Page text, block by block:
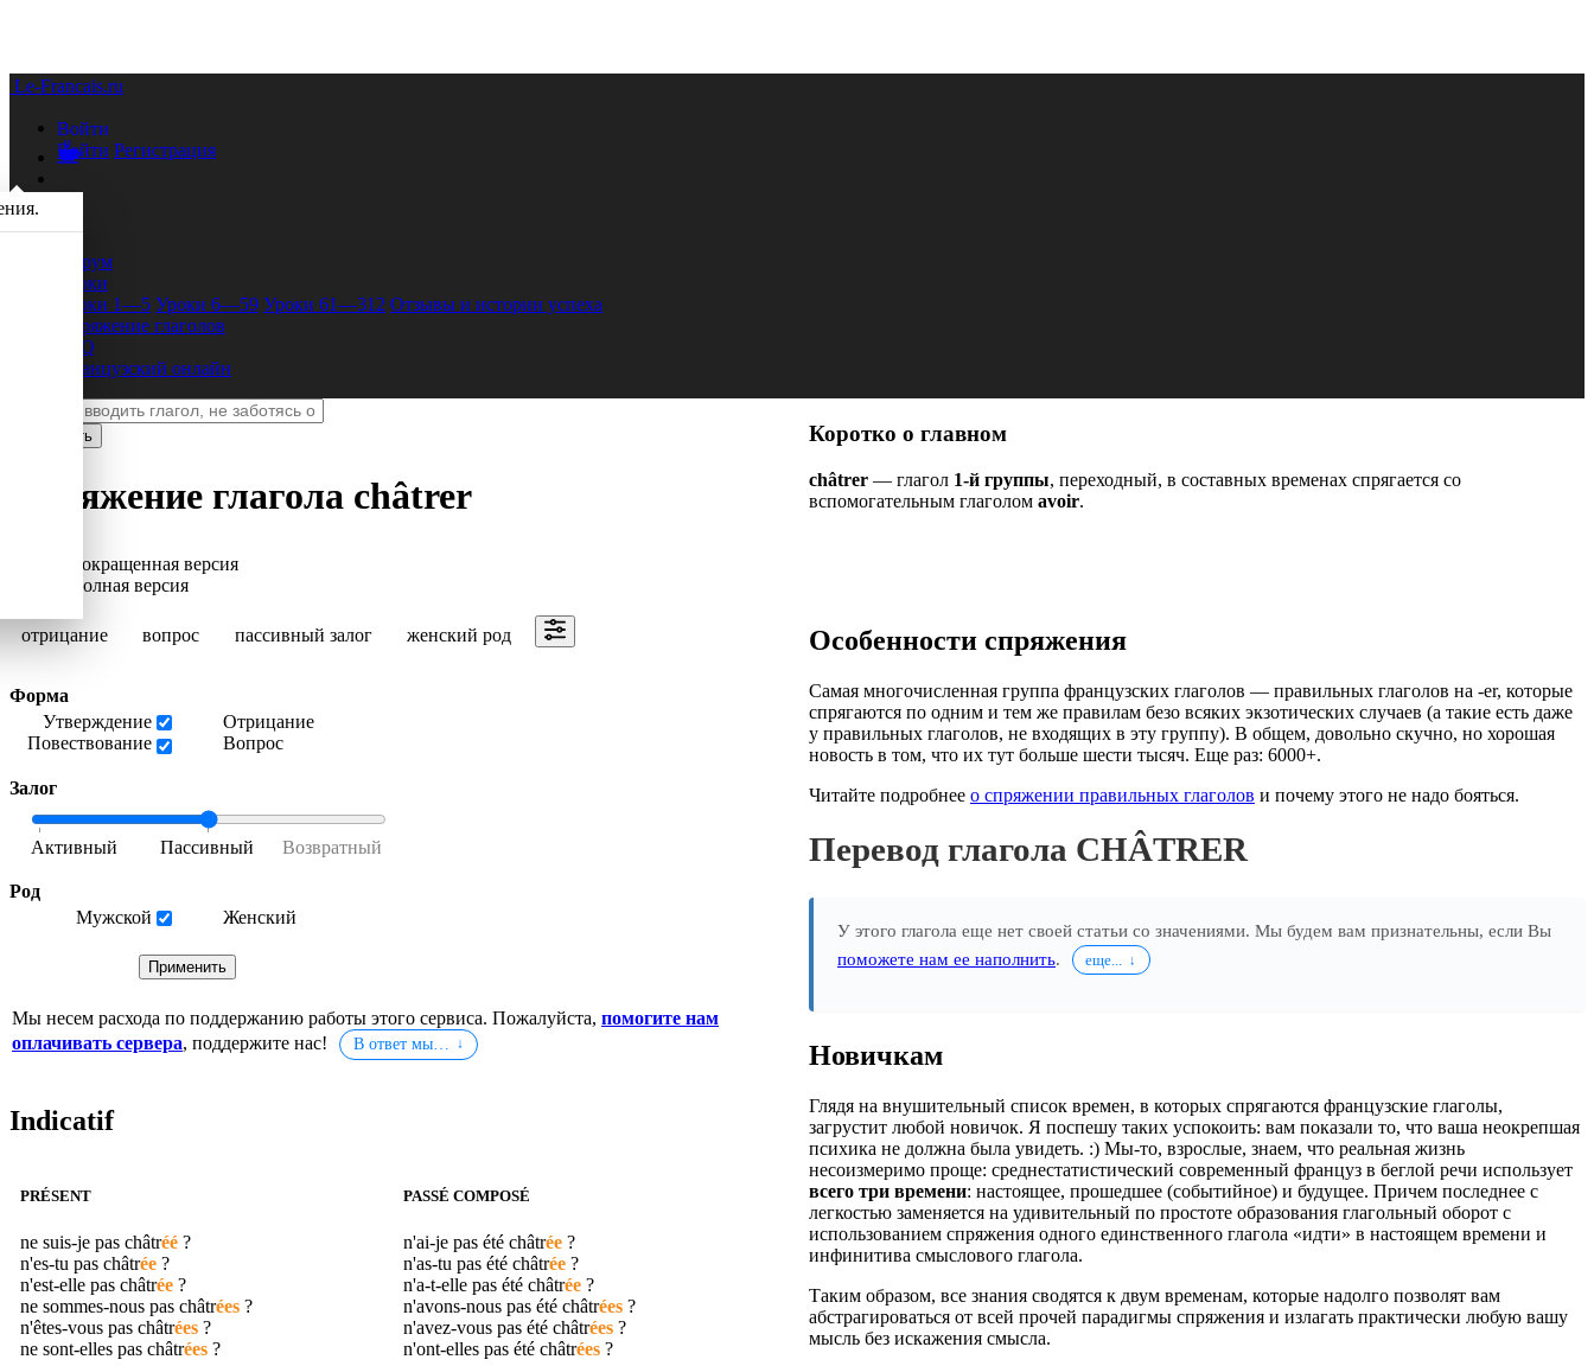
Le-Francais.ru
Войти
Войти Регистрация
Форум
Уроки
Уроки 1—5 Уроки 6—59 Уроки 61—312 Отзывы и истории успеха
Спряжение глаголов
FAQ
Французский онлайн
Спряжение глагола châtrer
Сокращенная версия
Полная версия
отрицание вопрос пассивный залог женский род
Форма
Утверждение
Повествование
Отрицание
Вопрос
Залог
Род
Мужской
Женский
Мы несем расхода по поддержанию работы этого сервиса. Пожалуйста, помогите нам
оплачивать сервера, поддержите нас! В ответ мы…
Indicatif
PRÉSENT
ne suis-je pas châtréé ?
n'es-tu pas châtrée ?
n'est-elle pas châtrée ?
ne sommes-nous pas châtrées ?
n'êtes-vous pas châtrées ?
ne sont-elles pas châtrées ?
PASSÉ COMPOSÉ
n'ai-je pas été châtrée?
n'as-tu pas été châtrée?
n'a-t-elle pas été châtrée?
n'avons-nous pas été châtrées?
n'avez-vous pas été châtrées?
n'ont-elles pas été châtrées?
Коротко о главном
châtrer — глагол 1-й группы, переходный, в составных временах спрягается со
вспомогательным глаголом avoir.
Особенности спряжения
Самая многочисленная группа французских глаголов — правильных глаголов на -er, которые
спрягаются по одним и тем же правилам безо всяких экзотических случаев (а такие есть даже
у правильных глаголов, не входящих в эту группу). В общем, довольно скучно, но хорошая
новость в том, что их тут больше шести тысяч. Еще раз: 6000+.
Читайте подробнее о спряжении правильных глаголов и почему этого не надо бояться.
Перевод глагола CHÂTRER
У этого глагола еще нет своей статьи со значениями. Мы будем вам признательны, если Вы
поможете нам ее наполнить. еще...
Новичкам
Глядя на внушительный список времен, в которых спрягаются французские глаголы,
загрустит любой новичок. Я поспешу таких успокоить: вам показали то, что ваша неокрепшая
психика не должна была увидеть. :) Мы-то, взрослые, знаем, что реальная жизнь
несоизмеримо проще: среднестатистический современный француз в беглой речи использует
всего три времени: настоящее, прошедшее (событийное) и будущее. Причем последнее с
легкостью заменяется на удивительный по простоте образования глагольный оборот с
использованием спряжения одного единственного глагола «идти» в настоящем времени и
инфинитива смыслового глагола.
Таким образом, все знания сводятся к двум временам, которые надолго позволят вам
абстрагироваться от всей прочей парадигмы спряжения и излагать практически любую вашу
мысль без искажения смысла.